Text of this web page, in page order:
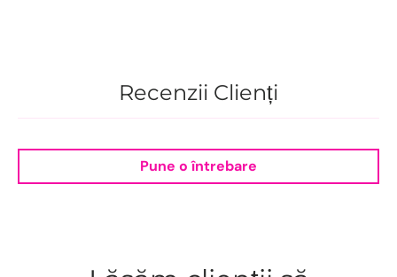
Recenzii Clienți
Pune o întrebare